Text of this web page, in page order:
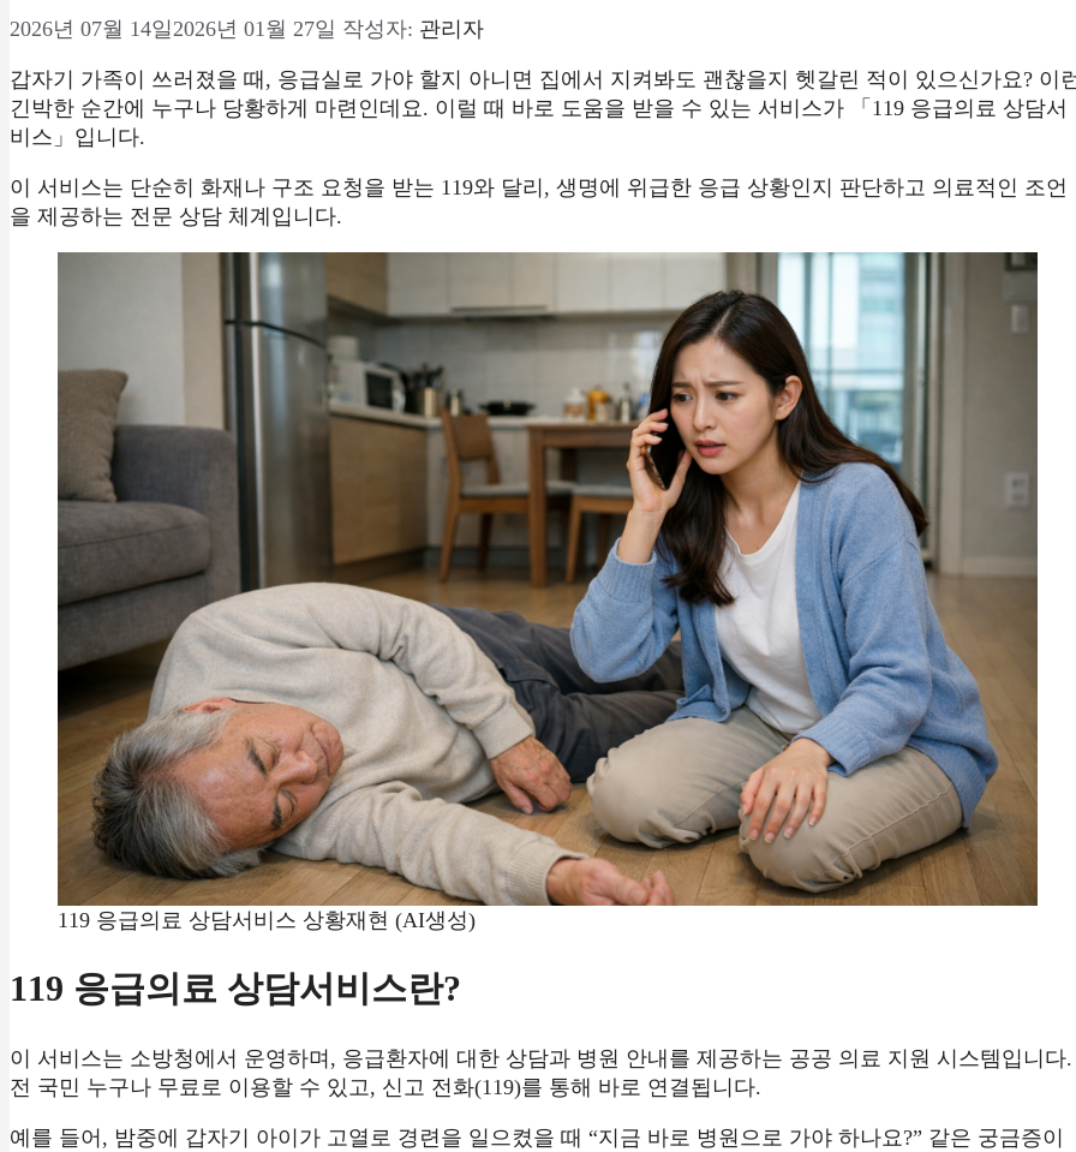
2026년 07월 14일2026년 01월 27일 작성자: 관리자
갑자기 가족이 쓰러졌을 때, 응급실로 가야 할지 아니면 집에서 지켜봐도 괜찮을지 헷갈린 적이 있으신가요? 이
긴박한 순간에 누구나 당황하게 마련인데요. 이럴 때 바로 도움을 받을 수 있는 서비스가 「119 응급의료 상담서
비스」입니다.
이 서비스는 단순히 화재나 구조 요청을 받는 119와 달리, 생명에 위급한 응급 상황인지 판단하고 의료적인 조언
을 제공하는 전문 상담 체계입니다.
119 응급의료 상담서비스 상황재현 (AI생성)
119 응급의료 상담서비스란?
이 서비스는 소방청에서 운영하며, 응급환자에 대한 상담과 병원 안내를 제공하는 공공 의료 지원 시스템입니다.
전 국민 누구나 무료로 이용할 수 있고, 신고 전화(119)를 통해 바로 연결됩니다.
예를 들어, 밤중에 갑자기 아이가 고열로 경련을 일으켰을 때 “지금 바로 병원으로 가야 하나요?” 같은 궁금증이